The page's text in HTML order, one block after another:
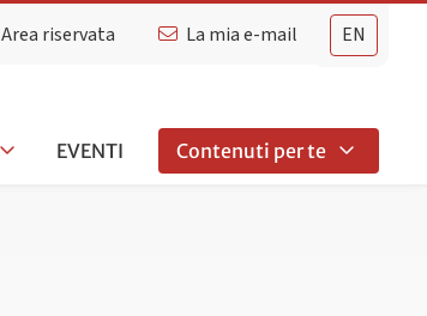
EN
Area riservata La mia e-mail
EVENTI Contenuti per te